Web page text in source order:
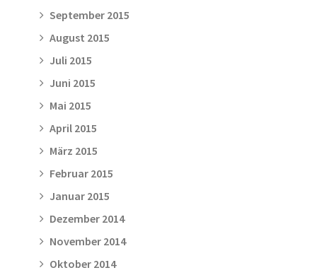
September 2015
August 2015
Juli 2015
Juni 2015
Mai 2015
April 2015
März 2015
Februar 2015
Januar 2015
Dezember 2014
November 2014
Oktober 2014